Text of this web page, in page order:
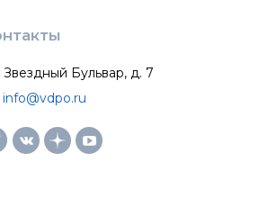
Звездный Бульвар, д. 7
info@vdpo.ru